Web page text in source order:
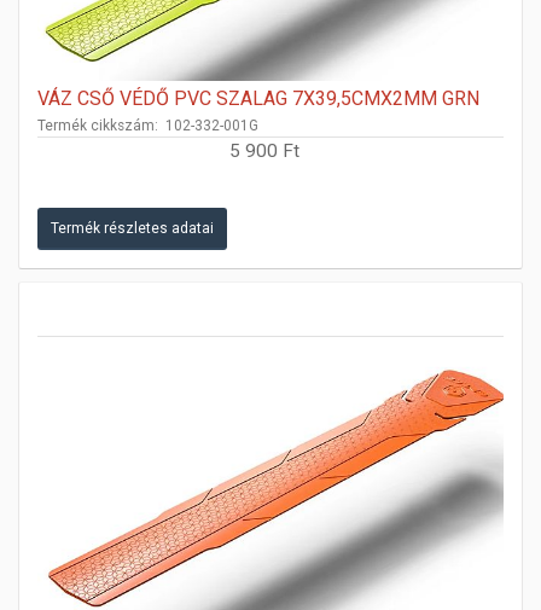
VÁZ CSŐ VÉDŐ PVC SZALAG 7X39,5CMX2MM GRN
Termék cikkszám: 102-332-001G
5 900 Ft
Termék részletes adatai